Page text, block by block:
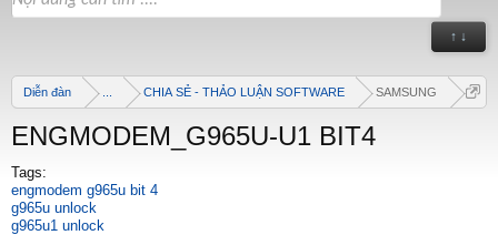
↑ ↓
Diễn đàn CHIA SẺ - THẢO LUẬN SOFTWARE SAMSUNG
ENGMODEM_G965U-U1 BIT4
Tags:
engmodem g965u bit 4
g965u unlock
g965u1 unlock